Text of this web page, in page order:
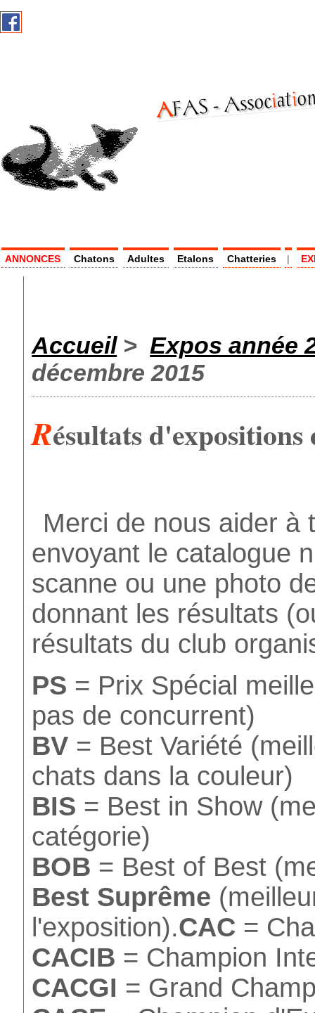
AF
AS -Associati
ANNONCES Chatons Adultes Etalons Chatteries |
Accueil>Expos année
décembre 2015
Résultats d'expositions
Merci de nous aider à
envoyant le catalogue
scanne ou une photo
donnant les résultats
résultats du club
PS = Prix Spécial
pas de concurrent)
BV = Best Variété
chats dans la couleur)
BIS = Best in Show
catégorie)
BOB = Best of Best
Best Suprême
l'exposition).CAC =
CACIB = Champion
CACGI = Grand